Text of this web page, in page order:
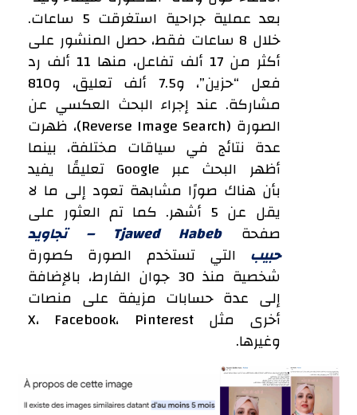
بعد عملية جراحية استغرقت 5 ساعات.
خلال 8 ساعات فقط، حصل المنشور على
أكثر من 17 ألف تفاعل، منها 11 ألف رد
فعل “حزين”، و7.5 ألف تعليق، و810
مشاركة. عند إجراء البحث العكسي عن
الصورة (Reverse Image Search)، ظهرت
عدة نتائج في سياقات مختلفة، بينما
أظهر البحث عبر Google تعليقًا يفيد
بأن هناك صورًا مشابهة تعود إلى ما لا
يقل عن 5 أشهر. كما تم العثور على
صفحة
Tjawed Habeb – تجاويد
حبيب التي تستخدم الصورة كصورة
شخصية منذ 30 جوان الفارط، بالإضافة
إلى عدة حسابات مزيفة على منصات
أخرى مثل X، Facebook، Pinterest
وغيرها.